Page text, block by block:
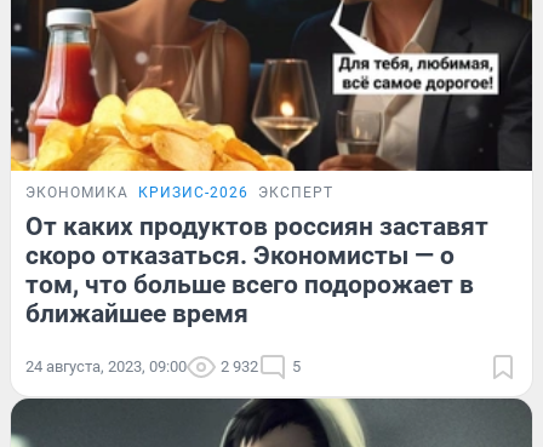
ЭКОНОМИКА КРИЗИС-2026 ЭКСПЕРТ
От каких продуктов россиян заставят
скоро отказаться. Экономисты — о
том, что больше всего подорожает в
ближайшее время
24 августа, 2023, 09:00 2 932 5